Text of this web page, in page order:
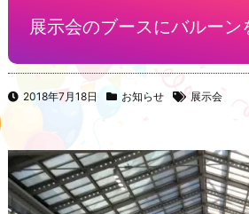
展示会のブースにバルーン
2018年7月18日 お知らせ 展示会